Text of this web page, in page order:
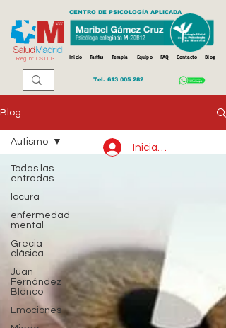
Reg. nº CS11031
CENTRO DE PSICOLOGÍA APLICADA
Inicio Tarifas Terapia Equipo FAQ Contacto Blog
Tel. 613 005 282
Blog
Todas las
entradas
locura
enfermedad
mental
Grecia
clásica
Juan
Fernández
Blanco
Emociones
Autismo
Iniciar sesión